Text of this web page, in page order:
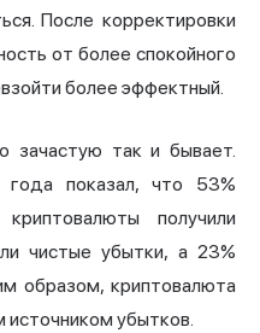
После корректировки
от более спокойного
более эффектный.
зачастую так и бывает.
показал, что 53%
получили
чистые убытки, а 23%
образом, криптовалюта
источником убытков.